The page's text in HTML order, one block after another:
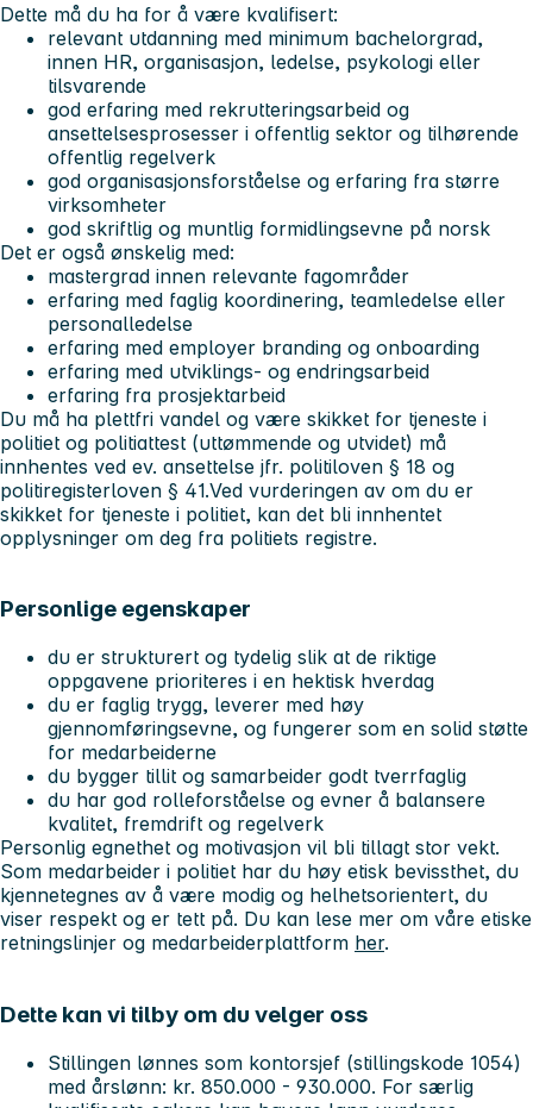
Dette må du ha for å være kvalifisert:
relevant utdanning med minimum bachelorgrad,
innen HR, organisasjon, ledelse, psykologi eller
tilsvarende
god erfaring med rekrutteringsarbeid og
ansettelsesprosesser i offentlig sektor og tilhørende
offentlig regelverk
god organisasjonsforståelse og erfaring fra større
virksomheter
god skriftlig og muntlig formidlingsevne på norsk
Det er også ønskelig med:
mastergrad innen relevante fagområder
erfaring med faglig koordinering, teamledelse eller
personalledelse
erfaring med employer branding og onboarding
erfaring med utviklings- og endringsarbeid
erfaring fra prosjektarbeid
Du må ha plettfri vandel og være skikket for tjeneste i
politiet og politiattest (uttømmende og utvidet) må
innhentes ved ev. ansettelse jfr. politiloven § 18 og
politiregisterloven § 41.Ved vurderingen av om du er
skikket for tjeneste i politiet, kan det bli innhentet
opplysninger om deg fra politiets registre.
Personlige egenskaper
du er strukturert og tydelig slik at de riktige
oppgavene prioriteres i en hektisk hverdag
du er faglig trygg, leverer med høy
gjennomføringsevne, og fungerer som en solid støtte
for medarbeiderne
du bygger tillit og samarbeider godt tverrfaglig
du har god rolleforståelse og evner å balansere
kvalitet, fremdrift og regelverk
Personlig egnethet og motivasjon vil bli tillagt stor vekt.
Som medarbeider i politiet har du høy etisk bevissthet, du
kjennetegnes av å være modig og helhetsorientert, du
viser respekt og er tett på. Du kan lese mer om våre etiske
retningslinjer og medarbeiderplattform her.
Dette kan vi tilby om du velger oss
Stillingen lønnes som kontorsjef (stillingskode 1054)
med årslønn: kr. 850.000 - 930.000. For særlig